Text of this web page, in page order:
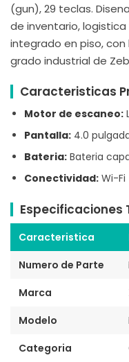
(gun), 29 teclas.
de inventario,
integrado en piso,
grado industrial de
Caracteristicas
Motor de escaneo:
Pantalla: 4.0
Bateria: Bateria
Conectividad: Wi-Fi
Especificaciones
Caracteristica
Numero de Parte
Marca
Modelo
Categoria